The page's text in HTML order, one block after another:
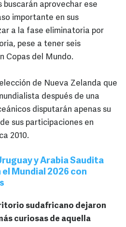
buscarán aprovechar ese
importante en sus
a la fase eliminatoria por
pese a tener seis
Copas del Mundo.
de Nueva Zelanda que
después de una
disputarán apenas su
sus participaciones en
2010.
y Arabia Saudita
Mundial 2026 con
sudafricano dejaron
curiosas de aquella